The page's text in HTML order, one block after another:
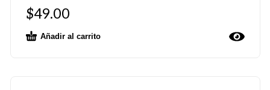
$49.00
Añadir al carrito